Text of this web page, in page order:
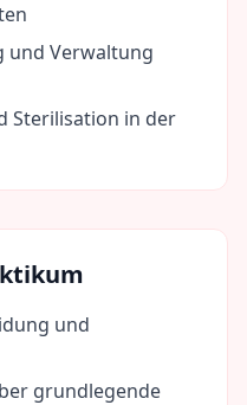
und Verwaltung
Sterilisation in der
und
grundlegende